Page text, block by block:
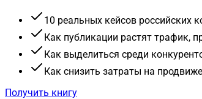
10 реальных кейсов российских
Как публикации растят трафик,
Как выделиться среди
Как снизить затраты на
Получить книгу